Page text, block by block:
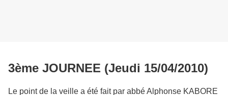
3ème JOURNEE (Jeudi 15/04/2010)
Le point de la veille a été fait par abbé Alphonse KABORE